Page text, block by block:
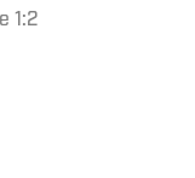
1:2